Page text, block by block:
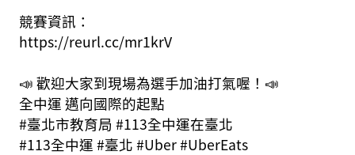
競賽資訊：
https://reurl.cc/mr1krV
📣 歡迎大家到現場為選手加油打氣喔！📣
全中運 邁向國際的起點
#臺北市教育局 #113全中運在臺北
#113全中運 #臺北 #Uber #UberEats